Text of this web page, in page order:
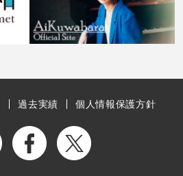
過去実績 個人情報保護方針